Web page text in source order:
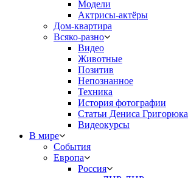
Модели
Актрисы-актёры
Дом-квартира
Всяко-разно
Видео
Животные
Позитив
Непознанное
Техника
История фотографии
Статьи Дениса Григорюка
Видеокурсы
В мире
События
Европа
Россия